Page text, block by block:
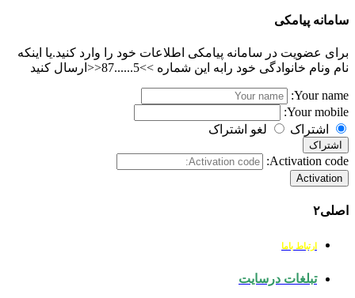
سامانه پیامکی
برای عضویت در سامانه پیامکی اطلاعات خود را وارد کنید.یا اینکه
نام ونام خانوادگی خود رابه این شماره >>5......87<<ارسال کنید
Your name:
Your mobile:
اشتراک
لغو اشتراک
اشتراک
Activation code:
Activation
اصلی۲
ارتباط باما
تبلغات درسایت